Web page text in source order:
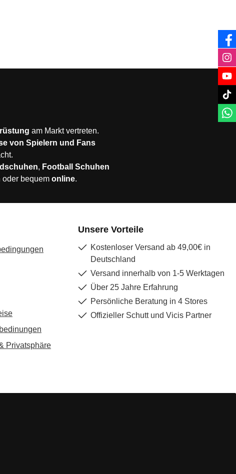
am Markt vertreten.
von Spielern und Fans
, Football Schuhen
oder bequem online.
Privatsphäre
Unsere Vorteile
Kostenloser Versand ab 49,00€ in
Deutschland
Versand innerhalb von 1-5 Werktagen
Über 25 Jahre Erfahrung
Persönliche Beratung in 4 Stores
Offizieller Schutt und Vicis Partner